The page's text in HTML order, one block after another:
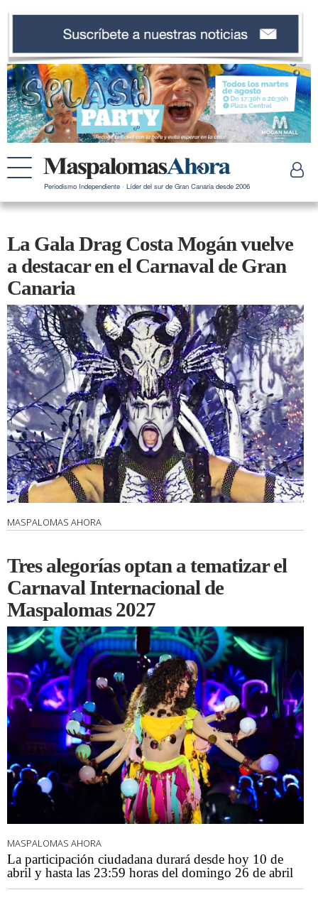
Periodismo Independiente · Líder del sur de Gran Canaria desde 2006
La Gala Drag Costa Mogán vuelve
a destacar en el Carnaval de Gran
Canaria
MASPALOMAS AHORA
Tres alegorías optan a tematizar el
Carnaval Internacional de
Maspalomas 2027
MASPALOMAS AHORA
La participación ciudadana durará desde hoy 10 de
abril y hasta las 23:59 horas del domingo 26 de abril